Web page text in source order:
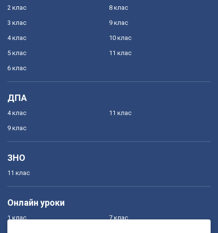
2 клас
3 клас
4 клас
5 клас
6 клас
8 клас
9 клас
10 клас
11 клас
ДПА
4 клас
9 клас
11 клас
ЗНО
11 клас
Онлайн уроки
1 клас 7 клас